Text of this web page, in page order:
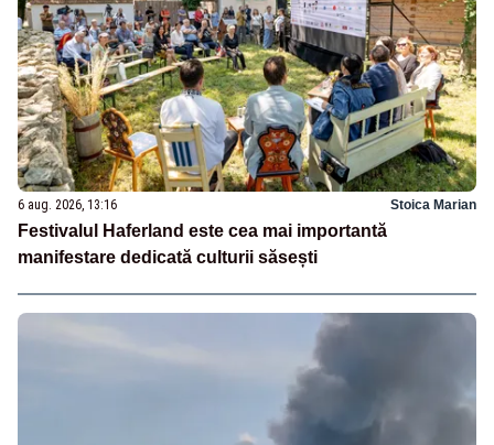
6 aug. 2026, 13:16 Stoica Marian
Festivalul Haferland este cea mai importantă
manifestare dedicată culturii săsești